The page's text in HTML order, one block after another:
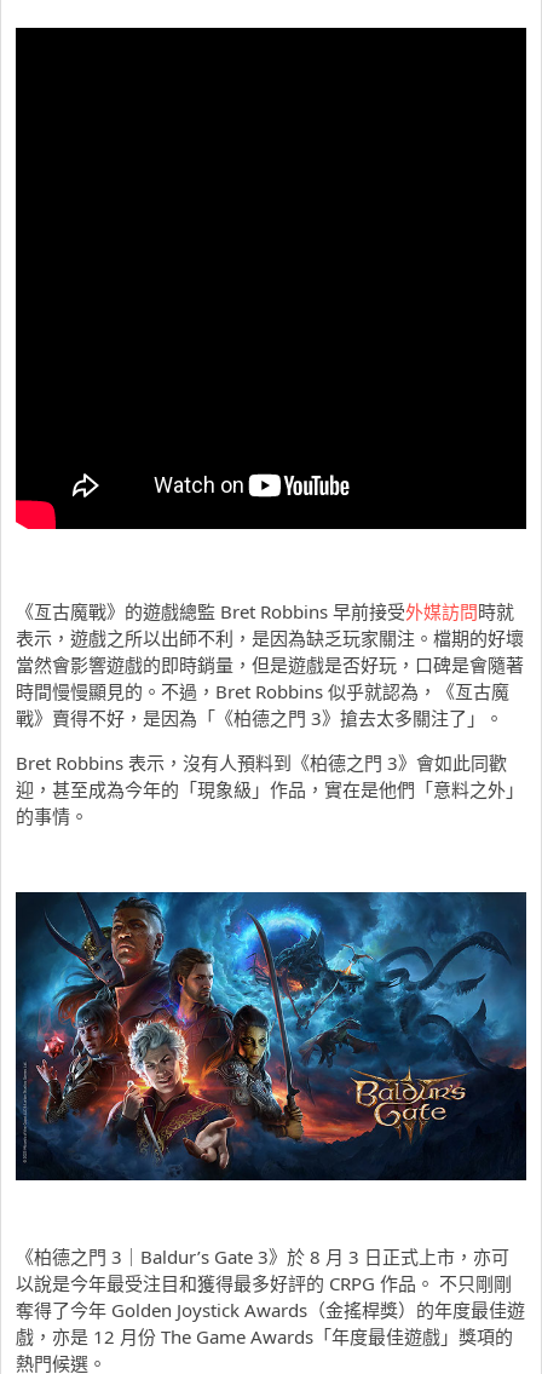
《亙古魔戰》的遊戲總監 Bret Robbins 早前接受外媒訪問時就
表示，遊戲之所以出師不利，是因為缺乏玩家關注。檔期的好壞
當然會影響遊戲的即時銷量，但是遊戲是否好玩，口碑是會隨著
時間慢慢顯見的。不過，Bret Robbins 似乎就認為，《亙古魔
戰》賣得不好，是因為「《柏德之門 3》搶去太多關注了」。
Bret Robbins 表示，沒有人預料到《柏德之門 3》會如此同歡
迎，甚至成為今年的「現象級」作品，實在是他們「意料之外」
的事情。
《柏德之門 3｜Baldur’s Gate 3》於 8 月 3 日正式上市，亦可
以說是今年最受注目和獲得最多好評的 CRPG 作品。 不只剛剛
奪得了今年 Golden Joystick Awards（金搖桿獎）的年度最佳遊
戲，亦是 12 月份 The Game Awards「年度最佳遊戲」獎項的
熱門候選。